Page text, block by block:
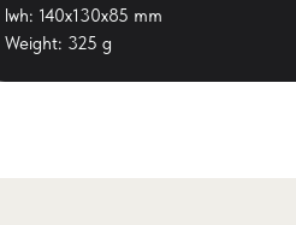
lwh: 140x130x85 mm
Weight: 325 g